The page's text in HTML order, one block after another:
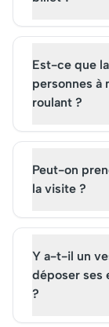
Est-ce que
personnes à
roulant ?
Peut-on
la visite ?
Y a-t-il un
déposer ses
?